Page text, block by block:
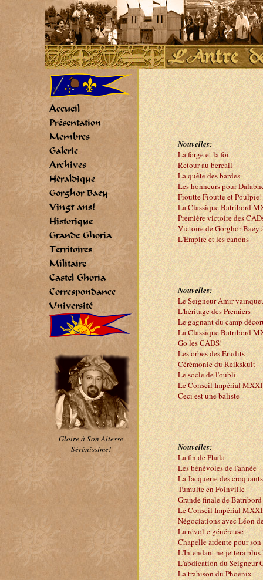
Accueil
Présentation
Membres
Galerie
Archives
Héraldique
Gorghor Baey
Vingt ans!
Historique
Grande Ghoria
Territoires
Militaire
Castel Ghoria
Correspondance
Université
Gloire à Son Altesse
Sérénissime!
Nouvelles:
La forge et la foi
Retour au bercail
La quête des bardes
Les honneurs pour
Fioutte Fioutte et Poulpie!
La Classique Batribord
Première victoire des
Victoire de Gorghor Baey
L'Empire et les canons
Nouvelles:
Le Seigneur Amir
L'héritage des Premiers
Le gagnant du camp
La Classique Batribord
Go les CADS!
Les orbes des Érudits
Cérémonie du Reikskult
Le socle de l'oubli
Le Conseil Impérial
Ceci est une baliste
Nouvelles:
La fin de Phala
Les bénévoles de l'année
La Jacquerie des croquants
Tumulte en Foinville
Grande finale de Batribord
Le Conseil Impérial
Négociations avec Léon
La révolte généreuse
Chapelle ardente pour
L'Intendant ne jettera plus
L'abdication du Seigneur
La trahison du Phoenix